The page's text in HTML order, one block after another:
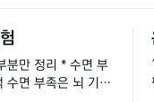
리 * 수면 부
수면 부족은 뇌 기능